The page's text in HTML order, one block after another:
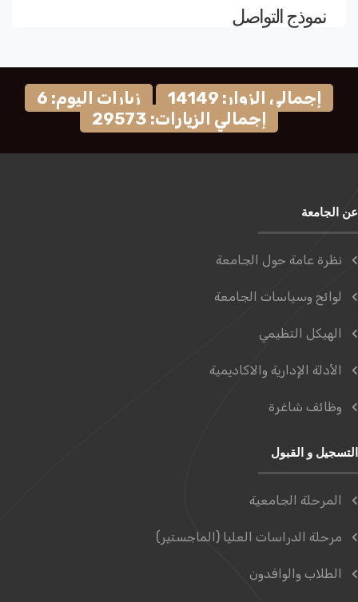
نموذج التواصل
إجمالي الزوار: 14149
زيارات اليوم: 6
إجمالي الزيارات: 29573
عن الجامعة
نظرة عامة حول الجامعة
لوائح وسياسات الجامعة
الهيكل التظيمي
الأدلة الإدارية والاكاديمية
وظائف شاغرة
التسجيل و القبول
المرحلة الجامعية
مرحلة الدراسات العليا (الماجستير)
الطلاب والوافدون